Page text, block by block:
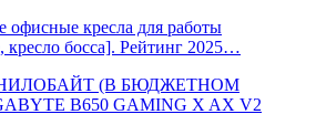
кресла для работы
кресло босса]. Рейтинг 2025…
(В БЮДЖЕТНОМ
B650 GAMING X AX V2